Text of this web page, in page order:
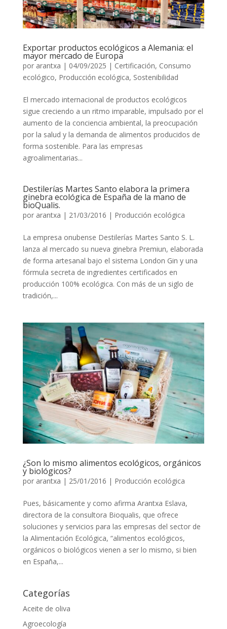
Exportar productos ecológicos a Alemania: el
mayor mercado de Europa
por arantxa | 04/09/2025 | Certificación, Consumo
ecológico, Producción ecológica, Sostenibilidad
El mercado internacional de productos ecológicos
sigue creciendo a un ritmo imparable, impulsado por el
aumento de la conciencia ambiental, la preocupación
por la salud y la demanda de alimentos producidos de
forma sostenible. Para las empresas
agroalimentarias...
Destilerías Martes Santo elabora la primera
ginebra ecológica de España de la mano de
bioQualis.
por arantxa | 21/03/2016 | Producción ecológica
La empresa onubense Destilerías Martes Santo S. L.
lanza al mercado su nueva ginebra Premiun, elaborada
de forma artesanal bajo el sistema London Gin y una
fórmula secreta de ingredientes certificados en
producción 100% ecológica. Con más de un siglo de
tradición,...
¿Son lo mismo alimentos ecológicos, orgánicos
y biológicos?
por arantxa | 25/01/2016 | Producción ecológica
Pues, básicamente y como afirma Arantxa Eslava,
directora de la consultora Bioqualis, que ofrece
soluciones y servicios para las empresas del sector de
la Alimentación Ecológica, “alimentos ecológicos,
orgánicos o biológicos vienen a ser lo mismo, si bien
en España,...
Categorías
Aceite de oliva
Agroecología